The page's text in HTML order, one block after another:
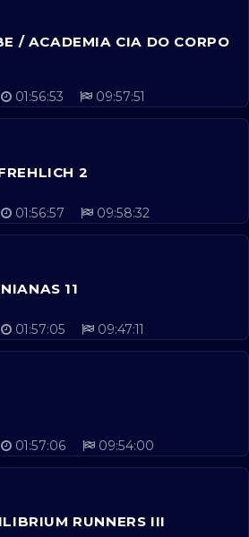
/ ACADEMIA CIA DO CORPO
01:56:53 09:57:51
2
01:56:57 09:58:32
11
01:57:05 09:47:11
01:57:06 09:54:00
RUNNERS III